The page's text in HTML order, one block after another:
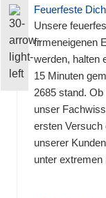
Feuerfeste
Unsere
firmeneigenen
werden, halten
15 Minuten
2685 stand.
unser
ersten Versuch
unserer
unter extremen